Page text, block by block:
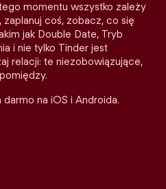
momentu wszystko zależy
coś, zobacz, co się
jak Double Date, Tryb
i nie tylko Tinder jest
relacji: te niezobowiązujące,
na iOS i Androida.